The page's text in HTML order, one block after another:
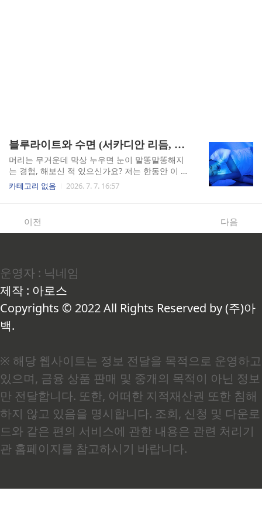
블루라이트와 수면 (서카디안 리듬, 멜라토닌 억제, 블루라이트 차단)
머리는 무거운데 막상 누우면 눈이 말똥말똥해지
는 경험, 해보신 적 있으신가요? 저는 한동안 이 상
태가 매일 밤 반복됐습니다. 원인을 찾다가 수면의
학 자료를 파고들었고, 문제가 생각보다 훨씬 단순
던 겁니다.서카디안 리듬이 무너지면 생기는 일제
잔 것 같은데도 몸이 천근만근인 상태가 이어졌습
니다. 당시에는 스트레스 탓이려니 했는데, 알고 보
니 근본 원인은 서카디안 리듬(Circadian Rhythm)
의 붕괴였습니다. 여기서 서카디안 리듬이란 약 24
시간 주기로 반복..
카테고리 없음 2026. 7. 7. 16:57
이전 다음
운영자 : 닉네임
제작 : 아로스
Copyrights © 2022 All Rights Reserved by (주)아
백.
※ 해당 웹사이트는 정보 전달을 목적으로 운영하고
있으며, 금융 상품 판매 및 중개의 목적이 아닌 정보
만 전달합니다. 또한, 어떠한 지적재산권 또한 침해
하지 않고 있음을 명시합니다. 조회, 신청 및 다운로
드와 같은 편의 서비스에 관한 내용은 관련 처리기
관 홈페이지를 참고하시기 바랍니다.